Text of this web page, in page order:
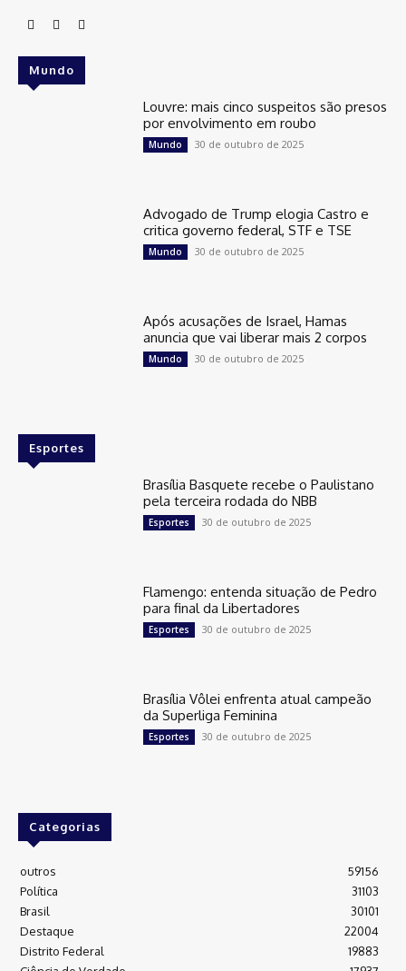
Mundo
Louvre: mais cinco suspeitos são presos
por envolvimento em roubo
Mundo 30 de outubro de 2025
Advogado de Trump elogia Castro e
critica governo federal, STF e TSE
Mundo 30 de outubro de 2025
Após acusações de Israel, Hamas
anuncia que vai liberar mais 2 corpos
Mundo 30 de outubro de 2025
Esportes
Brasília Basquete recebe o Paulistano
pela terceira rodada do NBB
Esportes 30 de outubro de 2025
Flamengo: entenda situação de Pedro
para final da Libertadores
Esportes 30 de outubro de 2025
Brasília Vôlei enfrenta atual campeão
da Superliga Feminina
Esportes 30 de outubro de 2025
Categorias
outros
59156
Política
31103
Brasil
30101
Destaque
22004
Distrito Federal
19883